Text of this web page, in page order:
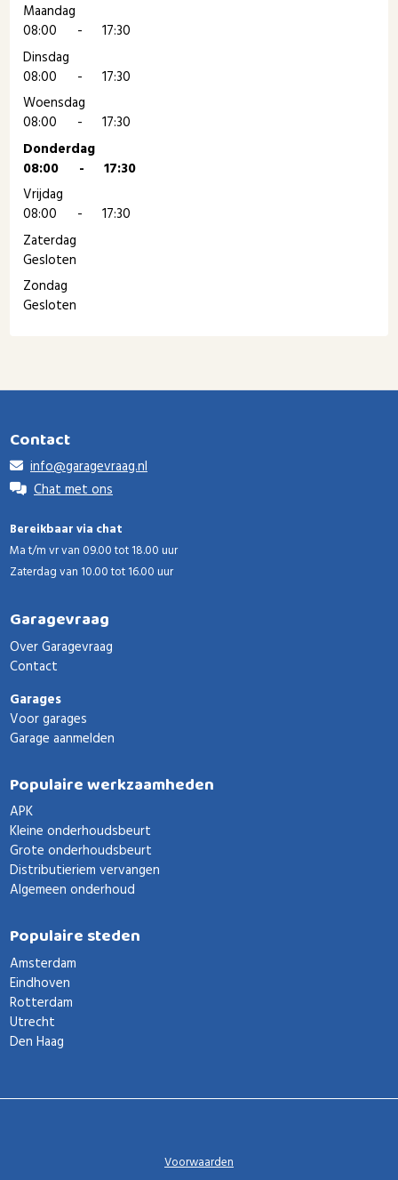
Maandag
08:00
-
17:30
Dinsdag
08:00
-
17:30
Woensdag
08:00
-
17:30
Donderdag
08:00
-
17:30
Vrijdag
08:00
-
17:30
Zaterdag
Gesloten
Zondag
Gesloten
Contact
info@garagevraag.nl
Chat met ons
Bereikbaar via chat
Ma t/m vr van 09.00 tot 18.00 uur
Zaterdag van 10.00 tot 16.00 uur
Garagevraag
Over Garagevraag
Contact
Garages
Voor garages
Garage aanmelden
Populaire werkzaamheden
APK
Kleine onderhoudsbeurt
Grote onderhoudsbeurt
Distributieriem vervangen
Algemeen onderhoud
Populaire steden
Amsterdam
Eindhoven
Rotterdam
Utrecht
Den Haag
Voorwaarden